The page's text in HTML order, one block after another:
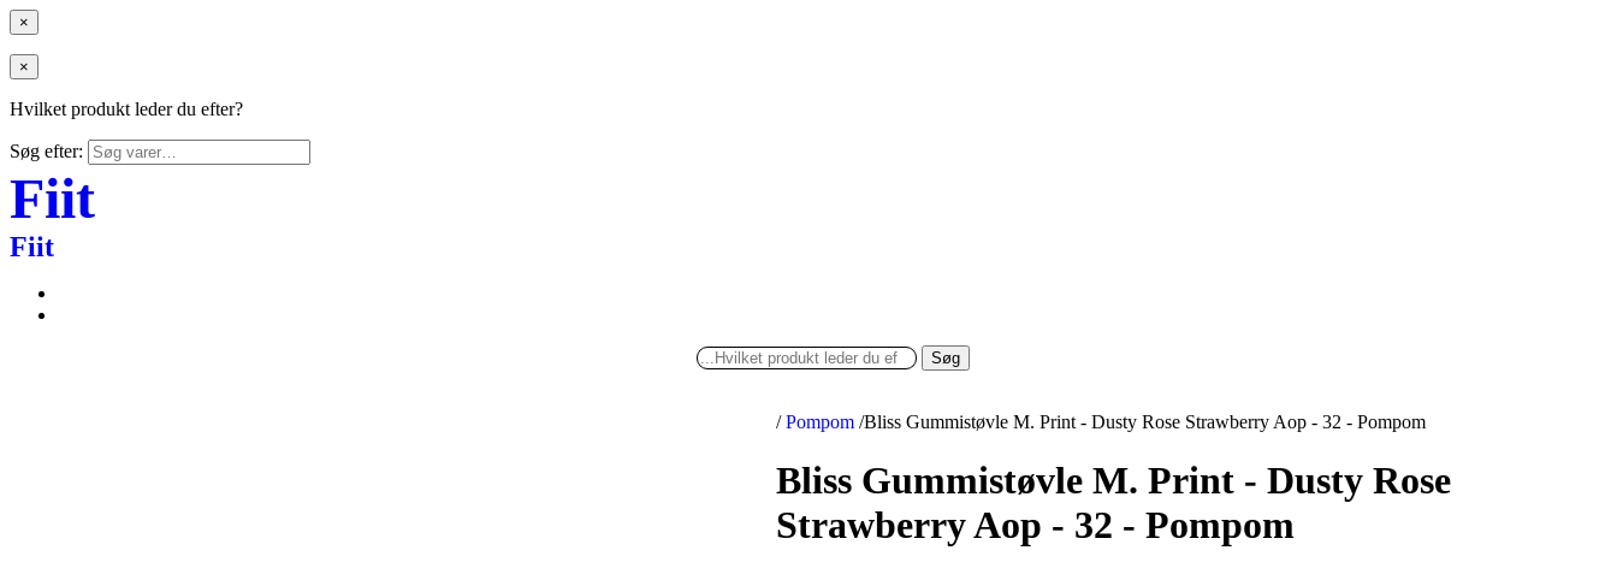
×
×
Hvilket produkt leder du efter?
Søg efter:
Fiit
Fiit
Søg
/ Pompom /Bliss Gummistøvle M. Print - Dusty Rose Strawberry Aop - 32 - Pompom
Bliss Gummistøvle M. Print - Dusty Rose
Strawberry Aop - 32 - Pompom